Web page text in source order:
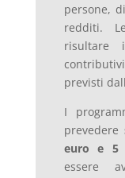
persone,
redditi.
risultare
previsti
I
prevedere
euro e 5
essere